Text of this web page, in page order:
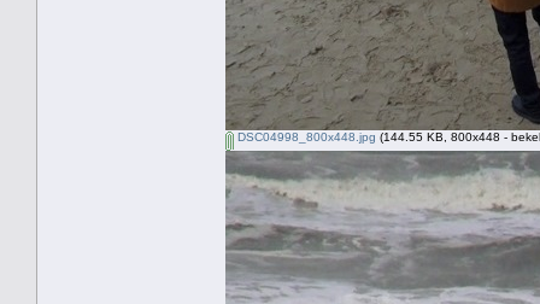
DSC04998_800x448.jpg (144.55 KB, 800x448 -